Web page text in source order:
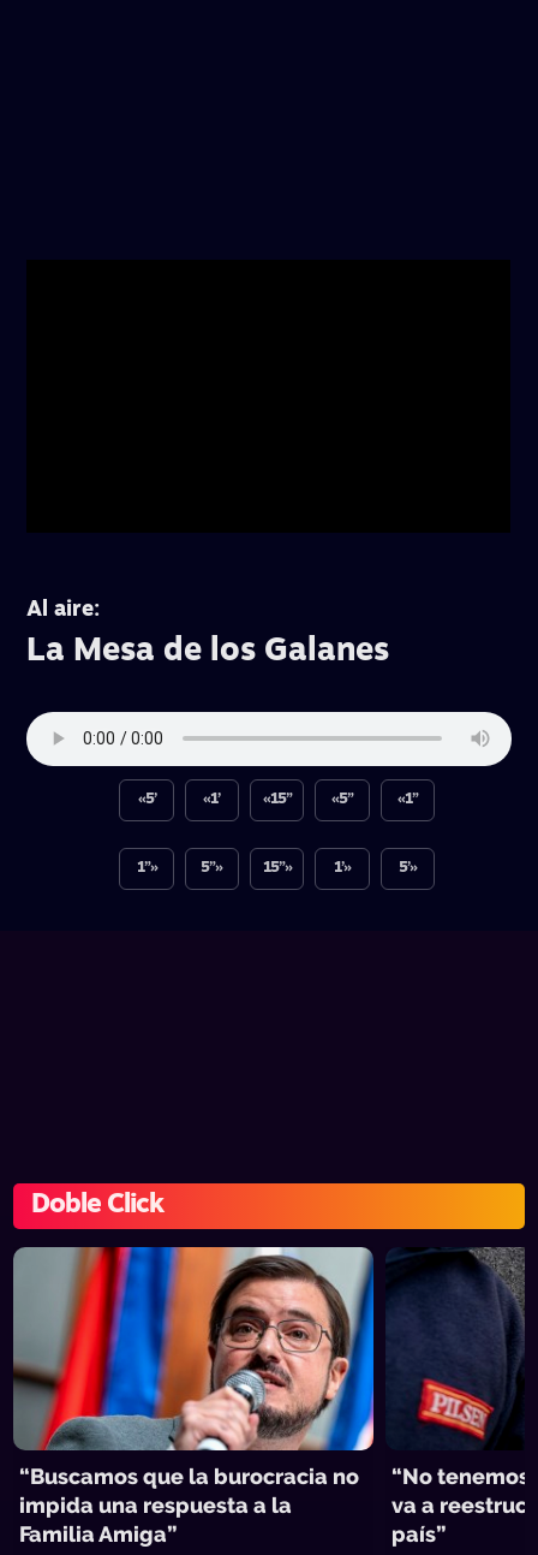
Al aire:
La Mesa de los Galanes
«5’ «1’ «15” «5” «1”
1”» 5”» 15”» 1’» 5’»
Doble Click
“Buscamos que la burocracia no
impida una respuesta a la
Familia Amiga”
“No tenemos
va a
país”